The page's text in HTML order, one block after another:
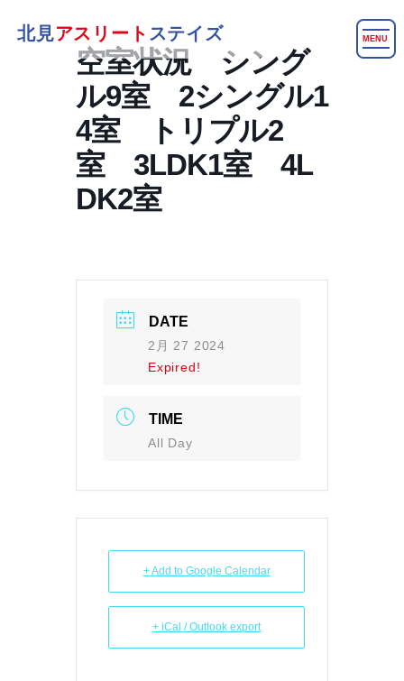
北見アスリート ステイズ MENU
空室状況 シング
ル9室 2シングル1
4室 トリプル2
室 3LDK1室 4L
DK2室
DATE
2月 27 2024
Expired!
TIME
All Day
+ Add to Google Calendar
+ iCal / Outlook export